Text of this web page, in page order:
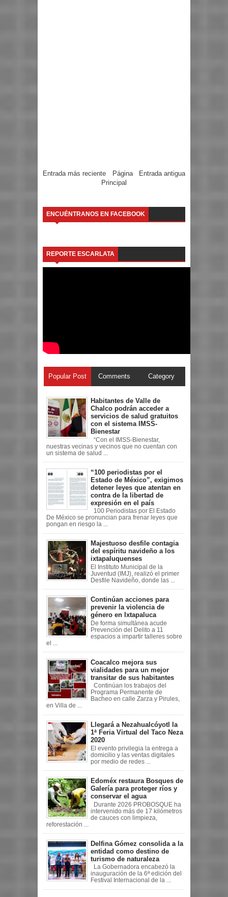
Entrada más reciente Entrada antigua
Página
Principal
ENCUÉNTRANOS EN FACEBOOK
REPORTE ESCARLATA
Popular Post Comments Category
Habitantes de Valle de
Chalco podrán acceder a
servicios de salud gratuitos
con el sistema IMSS-
Bienestar
“Con el IMSS-Bienestar,
nuestras vecinas y vecinos que no cuentan con
un sistema de salud ...
“100 periodistas por el
Estado de México”, exigimos
detener leyes que atentan en
contra de la libertad de
expresión en el país
100 Periodistas por El Estado
De México se pronuncian para frenar leyes que
pongan en riesgo la ...
Majestuoso desfile contagia
del espíritu navideño a los
ixtapaluquenses
El Instituto Municipal de la
Juventud (IMJ), realizó el primer
Desfile Navideño, donde las ...
Continúan acciones para
prevenir la violencia de
género en Ixtapaluca
De forma simultánea acude
Prevención del Delito a 11
espacios a impartir talleres sobre
el ...
Coacalco mejora sus
vialidades para un mejor
transitar de sus habitantes
Continúan los trabajos del
Programa Permanente de
Bacheo en calle Zarza y Pirules,
en Villa de ...
Llegará a Nezahualcóyotl la
1ª Feria Virtual del Taco Neza
2020
El evento privilegia la entrega a
domicilio y las ventas digitales
por medio de redes ...
Edoméx restaura Bosques de
Galería para proteger ríos y
conservar el agua
Durante 2026 PROBOSQUE ha
intervenido más de 17 kilómetros
de cauces con limpieza,
reforestación ...
Delfina Gómez consolida a la
entidad como destino de
turismo de naturaleza
La Gobernadora encabezó la
inauguración de la 6ª edición del
Festival Internacional de la ...